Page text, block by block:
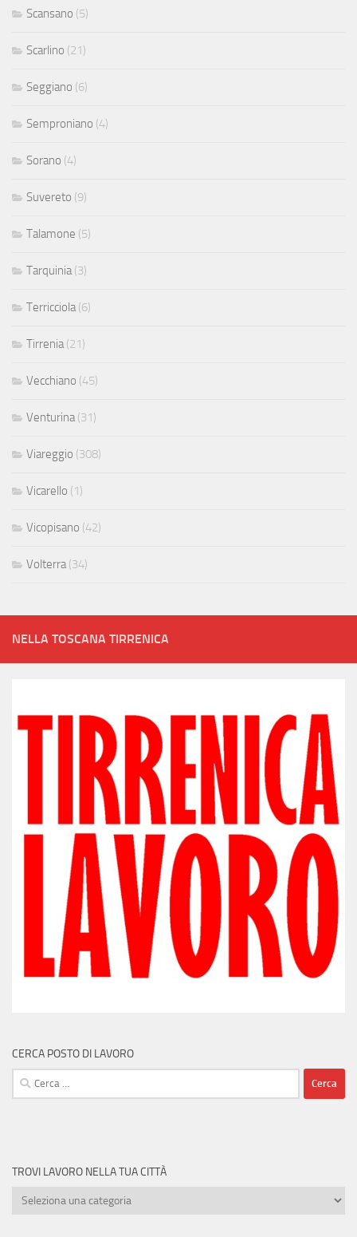
Scansano (5)
Scarlino (21)
Seggiano (6)
Semproniano (4)
Sorano (4)
Suvereto (9)
Talamone (5)
Tarquinia (3)
Terricciola (6)
Tirrenia (21)
Vecchiano (45)
Venturina (31)
Viareggio (308)
Vicarello (1)
Vicopisano (42)
Volterra (34)
NELLA TOSCANA TIRRENICA
CERCA POSTO DI LAVORO
Ricerca
per:
TROVI LAVORO NELLA TUA CITTÀ
Trovi